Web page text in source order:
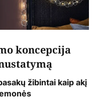
koncepcija
žibintai kaip akį